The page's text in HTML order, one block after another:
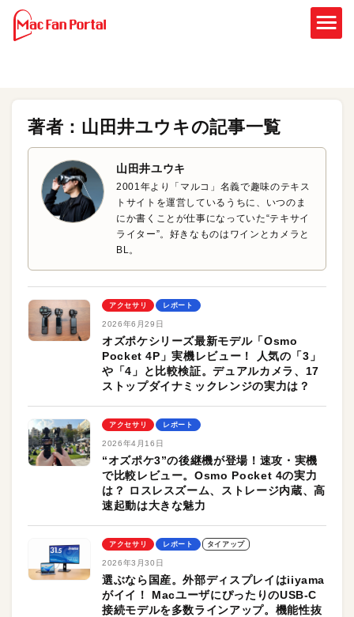
著者：山田井ユウキの記事一覧
山田井ユウキ
2001年より「マルコ」名義で趣味のテキス
トサイトを運営しているうちに、いつのま
にか書くことが仕事になっていた“テキサイ
ライター”。好きなものはワインとカメラと
BL。
アクセサリ レポート
2026年6月29日
オズポケシリーズ最新モデル「Osmo
Pocket 4P」実機レビュー！ 人気の「3」
や「4」と比較検証。デュアルカメラ、17
ストップダイナミックレンジの実力は？
アクセサリ レポート
2026年4月16日
“オズポケ3”の後継機が登場！速攻・実機
で比較レビュー。Osmo Pocket 4の実力
は？ ロスレスズーム、ストレージ内蔵、高
速起動は大きな魅力
アクセサリ レポート タイアップ
2026年3月30日
選ぶなら国産。外部ディスプレイはiiyama
がイイ！ MacユーザにぴったりのUSB-C
接続モデルを多数ラインアップ。機能性抜